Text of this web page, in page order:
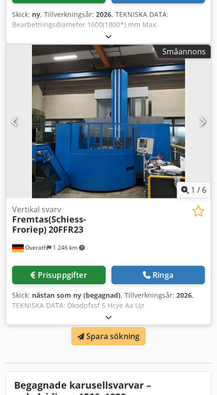
Skick: ny, Tillverkningsår: 2026, TEKNISKA DATA:
Bearbetningsdiameter 1600(1800*) mm Max.
arbetsstyckeshöjd 1000(1500*) mm Max. arbetsstyckesvikt
6300 kg Planskivans diameter 1400 mm Planskivans
varvtalsområde 0-200(0-315*) varv/min Max. vridmoment
för planskiva 25000 Nm Huvudmotor effekt 75 kW
UTRUSTNING: - 5-positions revolverhuvud eller
pinolsupport - Centralsmörjning SKF/VOGEL - Utförande
.300 – två(tre*)stegs huvudväxel - 12/24 månaders garanti -
Komplett elektrisk utrustning 230/400V, 50Hz, Made in
Germany, CE-standard ALTERNATIV: - Capto
verktygsväxlingssystem Dedpjcx Rv Hofx Aa Uekr -
Verktygsmagasin - Maskininkapsling - Spåntransportör -
Förberedelse för kylvätska - ... STYRNING: CNC Fagor
8055TC eller Siemens 840Dsl ÖVRIGT: Geometrisk provning
enligt DIN8609-2
Småannons
1 / 6
Overath 1 246 km
Vertikal svarv
Fremtas(Schiess-
Froriep)20FFR23
Prisuppgifter Ringa
Skick: nästan som ny (begagnad), Tillverkningsår: 2026,
TEKNISKA DATA: Dkodpfxsf S Hcye Aa Ujr
Bearbetningsdiameter 2000 mm Max. arbetsstyckehöjd
1200 mm Max. arbetsstyckevikt 8000 kg Planskivans
diameter 1800 mm Planskivans varvtalsområde/4
automatiska steg 0–210 varv/min Max. planskivans
Centralsmörjning SKF/VOGEL - Driftsättning inkl. utbildning
Spara sökning
Begagnade karusellsvarvar –